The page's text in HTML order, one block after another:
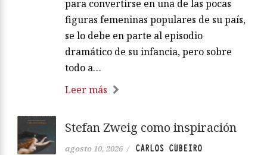
para convertirse en una de las pocas
figuras femeninas populares de su país,
se lo debe en parte al episodio
dramático de su infancia, pero sobre
todo a…
Leer más
Stefan Zweig como inspiración
agosto 10, 2026 / CARLOS CUBEIRO